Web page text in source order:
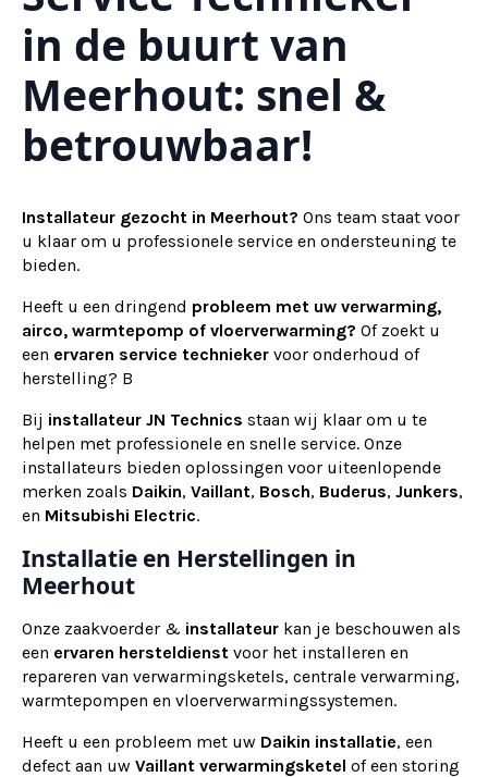
in de buurt van
Meerhout: snel &
betrouwbaar!
Installateur gezocht in Meerhout? Ons team staat voor
u klaar om u professionele service en ondersteuning te
bieden.
Heeft u een dringend probleem met uw verwarming,
airco, warmtepomp of vloerverwarming? Of zoekt u
een ervaren service technieker voor onderhoud of
herstelling? B
Bij installateur JN Technics staan wij klaar om u te
helpen met professionele en snelle service. Onze
installateurs bieden oplossingen voor uiteenlopende
merken zoals Daikin, Vaillant, Bosch, Buderus, Junkers,
en Mitsubishi Electric.
Installatie en Herstellingen in
Meerhout
Onze zaakvoerder & installateur kan je beschouwen als
een ervaren hersteldienst voor het installeren en
repareren van verwarmingsketels, centrale verwarming,
warmtepompen en vloerverwarmingssystemen.
Heeft u een probleem met uw Daikin installatie, een
defect aan uw Vaillant verwarmingsketel of een storing